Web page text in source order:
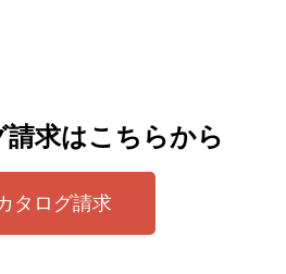
求はこちらから
タログ請求